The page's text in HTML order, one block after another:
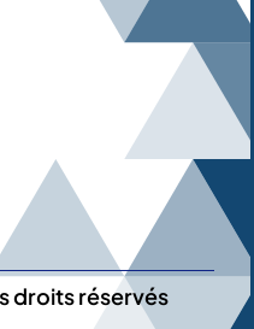
droits réservés